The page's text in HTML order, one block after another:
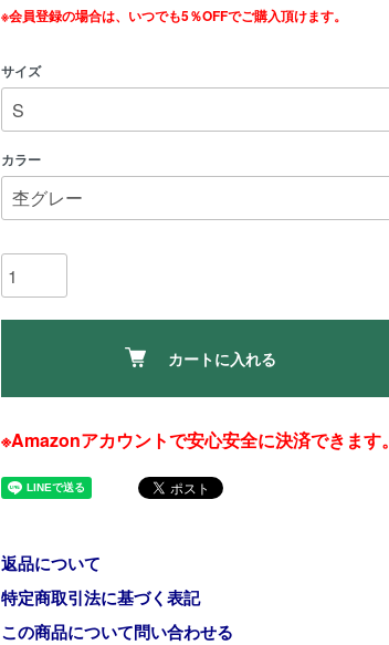
※会員登録の場合は、いつでも5％OFFでご購入頂けます。
サイズ
カラー
カートに入れる
※Amazonアカウントで安心安全に決済できます。
返品について
特定商取引法に基づく表記
この商品について問い合わせる